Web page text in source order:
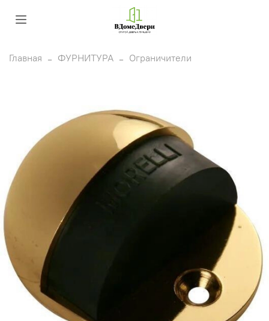
Главная ФУРНИТУРА Ограничители